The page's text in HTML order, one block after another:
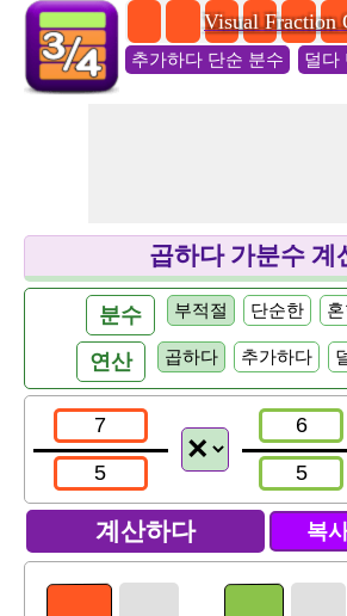
Visual Fraction
추가하다 단순 분수 덜다
곱하다 가분수 계
분수 부적절 단순한
연산 곱하다 추가하다
복